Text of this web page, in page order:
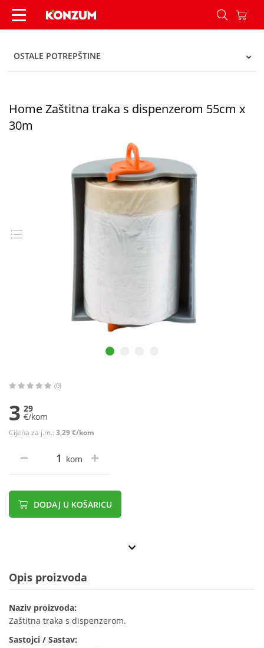
Home Zaštitna traka s dispenzerom 55cm x 30m
OSTALE POTREPŠTINE
Home Zaštitna traka s dispenzerom 55cm x
30m
(0)
3 29
€/kom
Cijena za j.m.: 3,29 €/kom
kom
DODAJ U KOŠARICU
Opis proizvoda
Naziv proizvoda:
Zaštitna traka s dispenzerom.
Sastojci / Sastav: